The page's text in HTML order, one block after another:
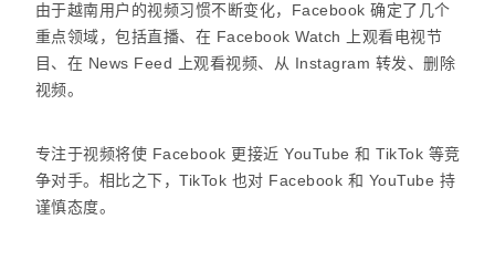
由于越南用户的视频习惯不断变化，Facebook 确定了几个
重点领域，包括直播、在 Facebook Watch 上观看电视节
目、在 News Feed 上观看视频、从 Instagram 转发、删除
视频。
专注于视频将使 Facebook 更接近 YouTube 和 TikTok 等竞
争对手。相比之下，TikTok 也对 Facebook 和 YouTube 持
谨慎态度。